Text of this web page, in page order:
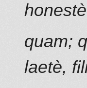
quam;
laetè,